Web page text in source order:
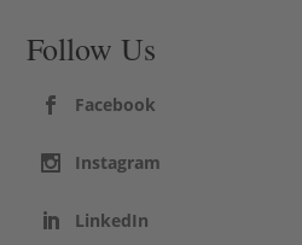
Follow Us
Facebook
Instagram
LinkedIn